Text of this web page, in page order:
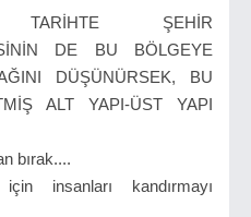
TARİHTE ŞEHİR
DE BU BÖLGEYE
DÜŞÜNÜRSEK, BU
ALT YAPI-ÜST YAPI
bırak....
insanları kandırmayı